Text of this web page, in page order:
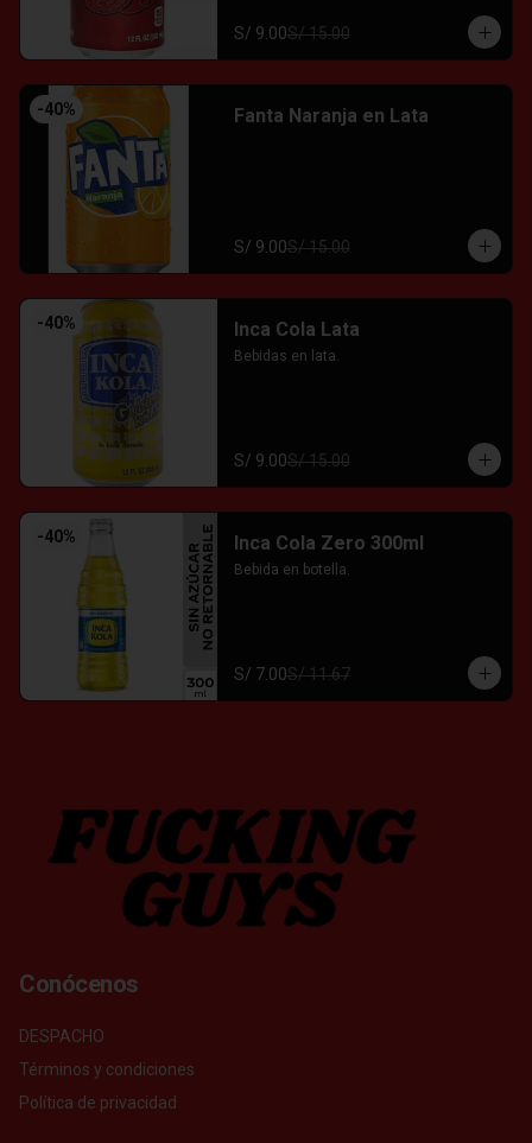
S/ 9.00S/ 15.00
-40% Fanta Naranja en Lata
S/ 9.00S/ 15.00
-40% Inca Cola Lata
Bebidas en lata.
S/ 9.00S/ 15.00
-40% Inca Cola Zero 300ml
Bebida en botella.
S/ 7.00S/ 11.67
Conócenos
DESPACHO
Términos y condiciones
Política de privacidad